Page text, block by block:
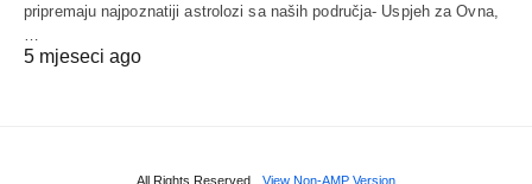
pripremaju najpoznatiji astrolozi sa naših područja- Uspjeh za Ovna,
5 mjeseci ago
All Rights Reserved View Non-AMP Version